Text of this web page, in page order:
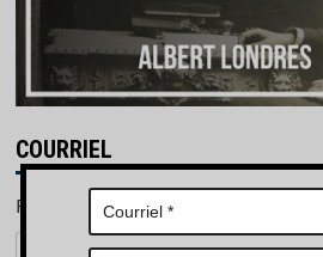
COURRIEL
Recevez nos articles et notre lettre